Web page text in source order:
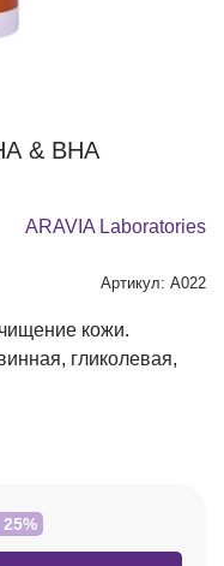
& ВНА
ARAVIA Laboratories
Артикул: А022
кожи.
гликолевая,
25%